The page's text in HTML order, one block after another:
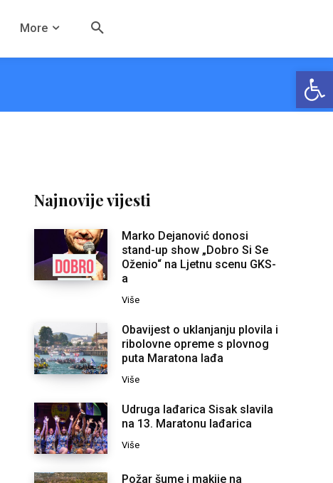
More
Najnovije vijesti
Marko Dejanović donosi
stand-up show „Dobro Si Se
Oženio“ na Ljetnu scenu GKS-
a
Više
Obavijest o uklanjanju plovila i
ribolovne opreme s plovnog
puta Maratona lađa
Više
Udruga lađarica Sisak slavila
na 13. Maratonu lađarica
Više
Požar šume i makije na